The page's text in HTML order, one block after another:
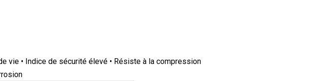
vie • Indice de sécurité élevé • Résiste à la compression